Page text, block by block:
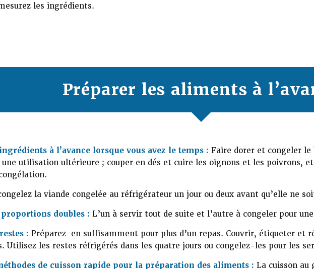
les ingrédients.
Préparer les aliments à
à l’avance lorsque vous avez le temps : Faire dorer et congeler
utilisation ultérieure ; couper en dés et cuire les oignons et les poivrons, et
la viande congelée au réfrigérateur un jour ou deux avant qu’elle ne
proportions doubles : L’un à servir tout de suite et l’autre à congeler pour
: Préparez-en suffisamment pour plus d’un repas. Couvrir, étiqueter et
Utilisez les restes réfrigérés dans les quatre jours ou congelez-les pour les
de cuisson rapide pour la préparation des aliments : La cuisson